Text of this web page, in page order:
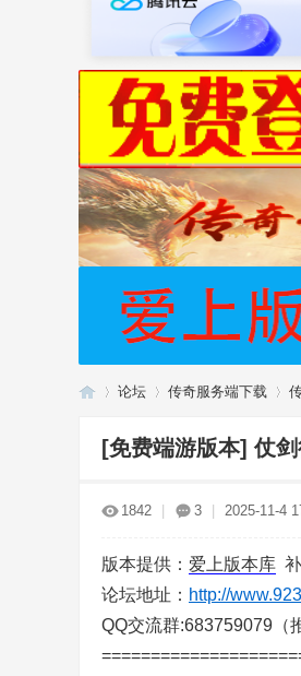
论坛 传奇服务端下载
[免费端游版本] 仗
1842 3 2025-11-4
版本提供： 爱上版本库
论坛地址： http://
QQ交流群:683759079（